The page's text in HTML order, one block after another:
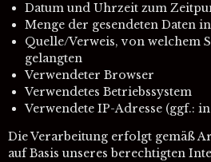
Datum und Uhrzeit zum
Menge der gesendeten Daten
Quelle/Verweis, von welchem
gelangten
Verwendeter Browser
Verwendetes Betriebssystem
Verwendete IP-Adresse (ggf.:
Die Verarbeitung erfolgt gemäß
auf Basis unseres berechtigten